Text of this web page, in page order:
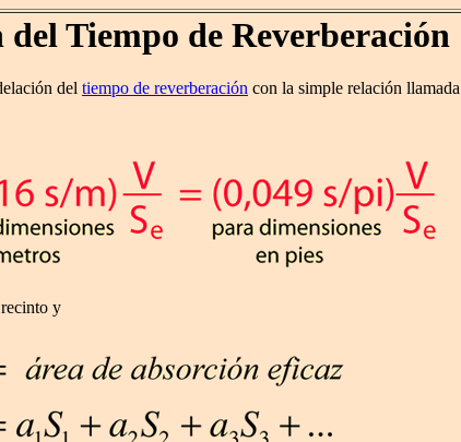
Tiempo de Reverberación
del tiempo de reverberación con la simple relación llamada
y